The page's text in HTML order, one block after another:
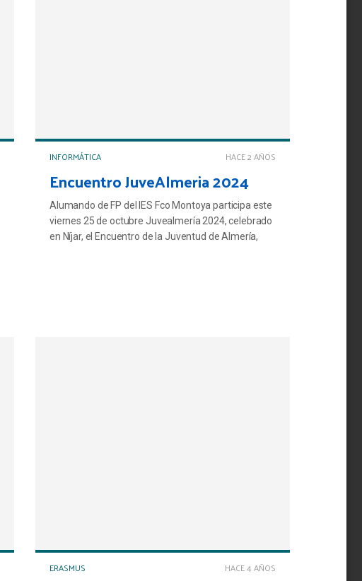
HACE 2 AÑOS
INFORMÁTICA
Encuentro JuveAlmeria 2024
Alumando de FP del IES Fco Montoya participa este
viernes 25 de octubre Juvealmería 2024, celebrado
en Níjar, el Encuentro de la Juventud de Almería,
HACE 4 AÑOS
ERASMUS